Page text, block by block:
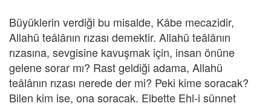
Büyüklerin verdiği bu misalde, Kâbe mecazidir,
Allahü teâlânın rızası demektir. Allahü teâlânın
rızasına, sevgisine kavuşmak için, insan önüne
gelene sorar mı? Rast geldiği adama, Allahü
teâlânın rızası nerede der mi? Peki kime soracak?
Bilen kim ise, ona soracak. Elbette Ehl-i sünnet